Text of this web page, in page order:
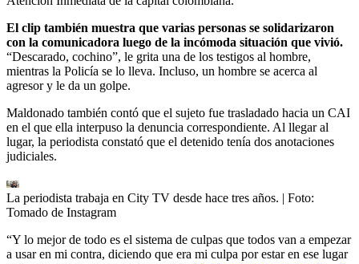
El clip también muestra que varias personas se solidarizaron
con la comunicadora luego de la incómoda situación que vivió.
“Descarado, cochino”, le grita una de los testigos al hombre,
mientras la Policía se lo lleva. Incluso, un hombre se acerca al
agresor y le da un golpe.
Maldonado también contó que el sujeto fue trasladado hacia un CAI
en el que ella interpuso la denuncia correspondiente. Al llegar al
lugar, la periodista constató que el detenido tenía dos anotaciones
judiciales.
La periodista trabaja en City TV desde hace tres años. | Foto:
Tomado de Instagram
“Y lo mejor de todo es el sistema de culpas que todos van a empezar
a usar en mi contra, diciendo que era mi culpa por estar en ese lugar